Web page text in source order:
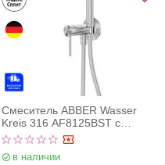
Смеситель ABBER Wasser
Kreis 316 AF8125BST с
гигиеническим душем,
брашированная сталь
в наличии